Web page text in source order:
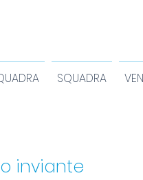
SQUADRA
inviante